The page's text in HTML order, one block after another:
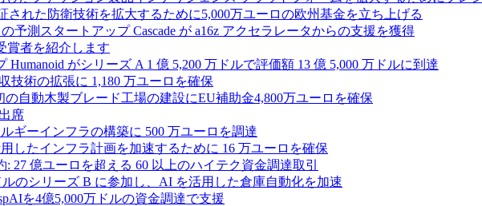
された防衛技術を拡大するために5,000万ユーロの欧州基金を立ち上げる
予測スタートアップ Cascade が a16z アクセラレータからの支援を獲得
賞者を紹介します
がシリーズ A 1 億 5,200 万ドルで評価額 13 億 5,000 万ドルに到達
技術の拡張に 1,180 万ユーロを確保
自動木製ブレード工場の建設にEU補助金4,800万ユーロを確保
席
ギーインフラの構築に 500 万ユーロを調達
用したインフラ計画を加速するために 16 万ユーロを確保
27 億ユーロを超える 60 以上のハイテク資金調達取引
ルのシリーズ B に参加し、AI を活用した倉庫自動化を加速
を4億5,000万ドルの資金調達で支援